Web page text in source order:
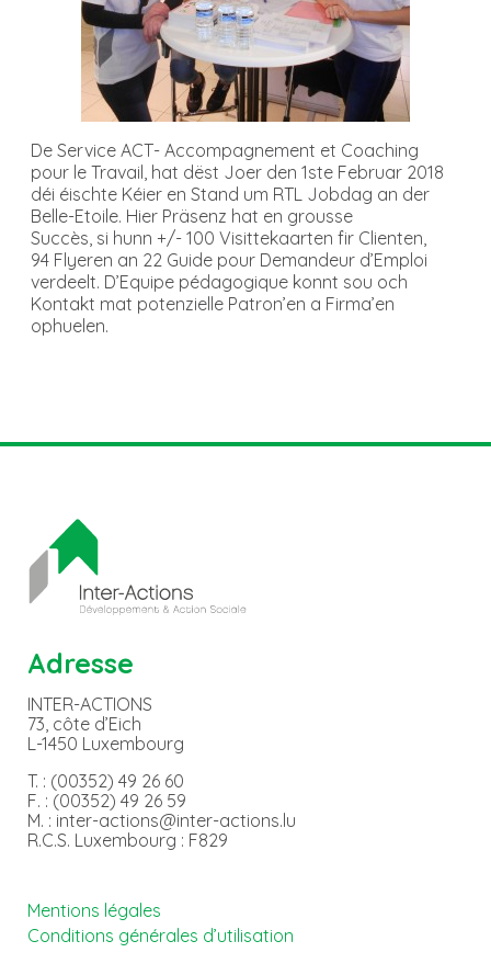
De Service ACT- Accompagnement et Coaching
pour le Travail, hat dëst Joer den 1ste Februar 2018
déi éischte Kéier en Stand um RTL Jobdag an der
Belle-Etoile. Hier Präsenz hat en grousse
Succès, si hunn +/- 100 Visittekaarten fir Clienten,
94 Flyeren an 22 Guide pour Demandeur d’Emploi
verdeelt. D’Equipe pédagogique konnt sou och
Kontakt mat potenzielle Patron’en a Firma’en
ophuelen.
Adresse
INTER-ACTIONS
73, côte d’Eich
L-1450 Luxembourg
T. : (00352) 49 26 60
F. : (00352) 49 26 59
M. : inter-actions@inter-actions.lu
R.C.S. Luxembourg : F829
Mentions légales
Conditions générales d’utilisation